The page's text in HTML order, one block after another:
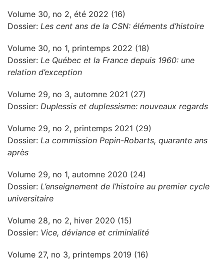
Volume 30, no 2, été 2022 (16)
Dossier: Les cent ans de la CSN: éléments d’histoire
Volume 30, no 1, printemps 2022 (18)
Dossier: Le Québec et la France depuis 1960: une
relation d’exception
Volume 29, no 3, automne 2021 (27)
Dossier: Duplessis et duplessisme: nouveaux regards
Volume 29, no 2, printemps 2021 (29)
Dossier: La commission Pepin-Robarts, quarante ans
après
Volume 29, no 1, automne 2020 (24)
Dossier: L’enseignement de l’histoire au premier cycle
universitaire
Volume 28, no 2, hiver 2020 (15)
Dossier: Vice, déviance et criminialité
Volume 27, no 3, printemps 2019 (16)